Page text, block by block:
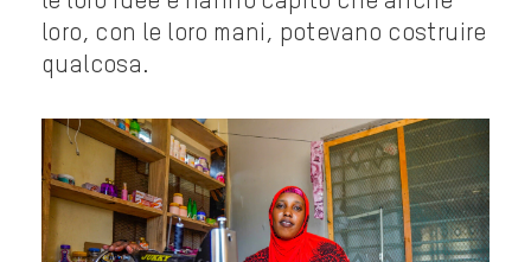
loro, con le loro mani, potevano costruire
qualcosa.